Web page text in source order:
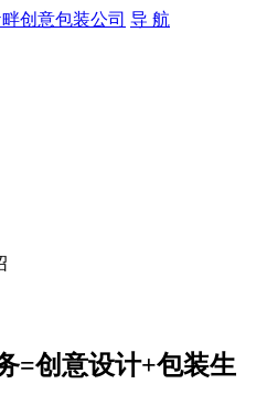
导 航
=创意设计+包装生